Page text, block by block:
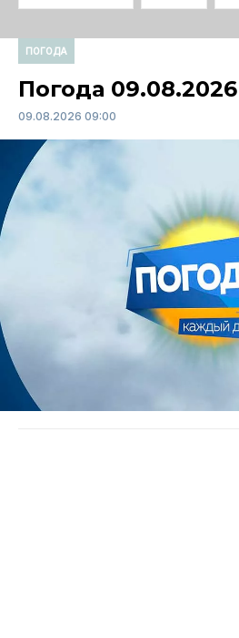
ПОГОДА
Погода 09.08.2026
09.08.2026 09:00